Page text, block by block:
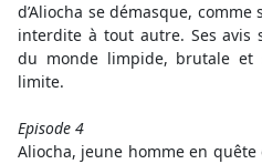
d’Aliocha se démasque,
interdite à tout autre. Ses avis
du monde limpide, brutale et
limite.
Episode 4
Aliocha, jeune homme en quête